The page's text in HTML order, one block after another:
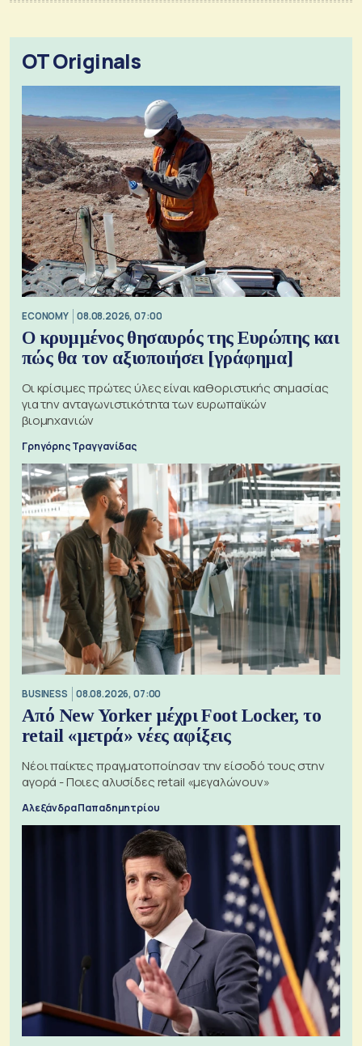
OT Originals
ECONOMY 08.08.2026, 07:00
Ο κρυμμένος θησαυρός της Ευρώπης και
πώς θα τον αξιοποιήσει [γράφημα]
Οι κρίσιμες πρώτες ύλες είναι καθοριστικής σημασίας
για την ανταγωνιστικότητα των ευρωπαϊκών
βιομηχανιών
Γρηγόρης Τραγγανίδας
BUSINESS 08.08.2026, 07:00
Από New Yorker μέχρι Foot Locker, το
retail «μετρά» νέες αφίξεις
Νέοι παίκτες πραγματοποίησαν την είσοδό τους στην
αγορά - Ποιες αλυσίδες retail «μεγαλώνουν»
Αλεξάνδρα Παπαδημητρίου